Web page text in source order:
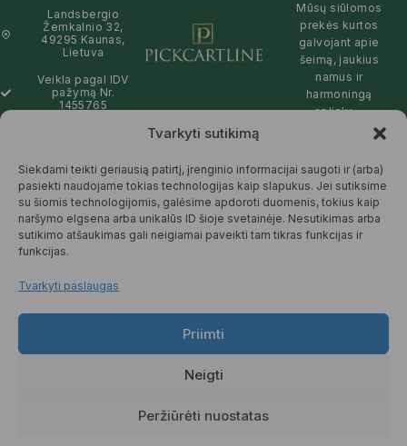
Tvarkyti sutikimą
Siekdami teikti geriausią patirtį, įrenginio informacijai saugoti ir (arba)
pasiekti naudojame tokias technologijas kaip slapukus. Jei sutiksime
su šiomis technologijomis, galėsime apdoroti duomenis, tokius kaip
naršymo elgsena arba unikalūs ID šioje svetainėje. Nesutikimas arba
sutikimo atšaukimas gali neigiamai paveikti tam tikras funkcijas ir
funkcijas.
Tvarkyti paslaugas
Priimti
Neigti
Peržiūrėti nuostatas
Landsbergio
Žemkalnio 32,
49295 Kaunas,
Lietuva
Veikla pagal IDV
pažymą Nr.
1455765
09:00 - 19:00
Mūsų siūlomos
prekės kurtos
galvojant apie
šeimą, jaukius
namus ir
harmoningą
aplinką –
draugiškos tiek
Jums, tiek
gamtai.
DAUGIAU
© 2025 Pickcartline.com. Visos
teisės saugomos.
PREKIŲ KEITIMAS IR GRĄŽINIMAS